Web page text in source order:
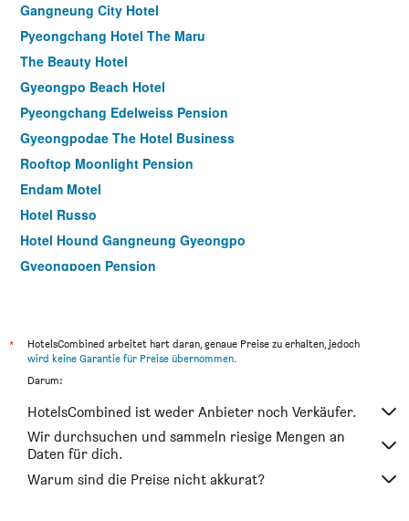
Gangneung City Hotel
Pyeongchang Hotel The Maru
The Beauty Hotel
Gyeongpo Beach Hotel
Pyeongchang Edelweiss Pension
Gyeongpodae The Hotel Business
Rooftop Moonlight Pension
Endam Motel
Hotel Russo
Hotel Hound Gangneung Gyeongpo
Gyeongpoen Pension
Louis Hotel Gangneung
*
HotelsCombined arbeitet hart daran, genaue Preise zu erhalten, jedoch
wird keine Garantie für Preise übernommen.
Darum:
HotelsCombined ist weder Anbieter noch Verkäufer.
Wir durchsuchen und sammeln riesige Mengen an
Daten für dich.
Warum sind die Preise nicht akkurat?